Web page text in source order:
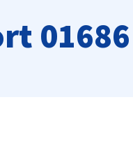
01686